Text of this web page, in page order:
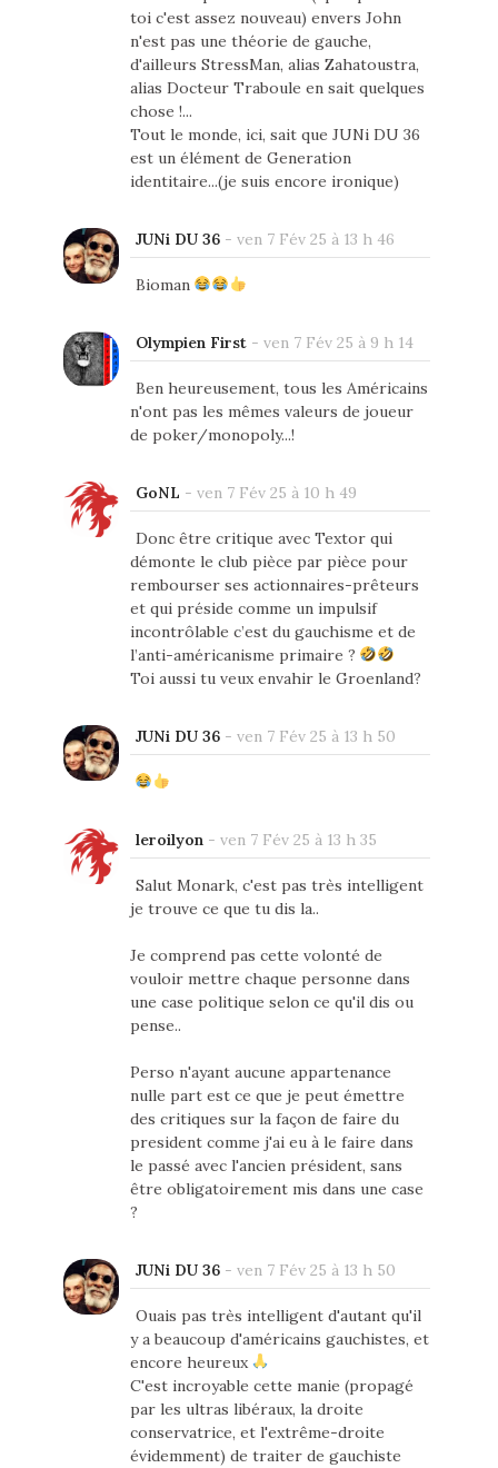
toi c'est assez nouveau) envers John
n'est pas une théorie de gauche,
d'ailleurs StressMan, alias Zahatoustra,
alias Docteur Traboule en sait quelques
chose !...
Tout le monde, ici, sait que JUNi DU 36
est un élément de Generation
identitaire...(je suis encore ironique)
JUNi DU 36- ven 7 Fév 25 à 13 h 46
Bioman
Olympien First- ven 7 Fév 25 à 9 h 14
Ben heureusement, tous les Américains
n'ont pas les mêmes valeurs de joueur
de poker/monopoly...!
GoNL - ven 7 Fév 25 à 10 h 49
Donc être critique avec Textor qui
démonte le club pièce par pièce pour
rembourser ses actionnaires-prêteurs
et qui préside comme un impulsif
incontrôlable c’est du gauchisme et de
l’anti-américanisme primaire ?
Toi aussi tu veux envahir le Groenland?
JUNi DU 36- ven 7 Fév 25 à 13 h 50
leroilyon- ven 7 Fév 25 à 13 h 35
Salut Monark, c'est pas très intelligent
je trouve ce que tu dis la..
Je comprend pas cette volonté de
vouloir mettre chaque personne dans
une case politique selon ce qu'il dis ou
pense..
Perso n'ayant aucune appartenance
nulle part est ce que je peut émettre
des critiques sur la façon de faire du
president comme j'ai eu à le faire dans
le passé avec l'ancien président, sans
être obligatoirement mis dans une case
?
JUNi DU 36- ven 7 Fév 25 à 13 h 50
Ouais pas très intelligent d'autant qu'il
y a beaucoup d'américains gauchistes, et
encore heureux
C'est incroyable cette manie (propagé
par les ultras libéraux, la droite
conservatrice, et l'extrême-droite
évidemment) de traiter de gauchiste